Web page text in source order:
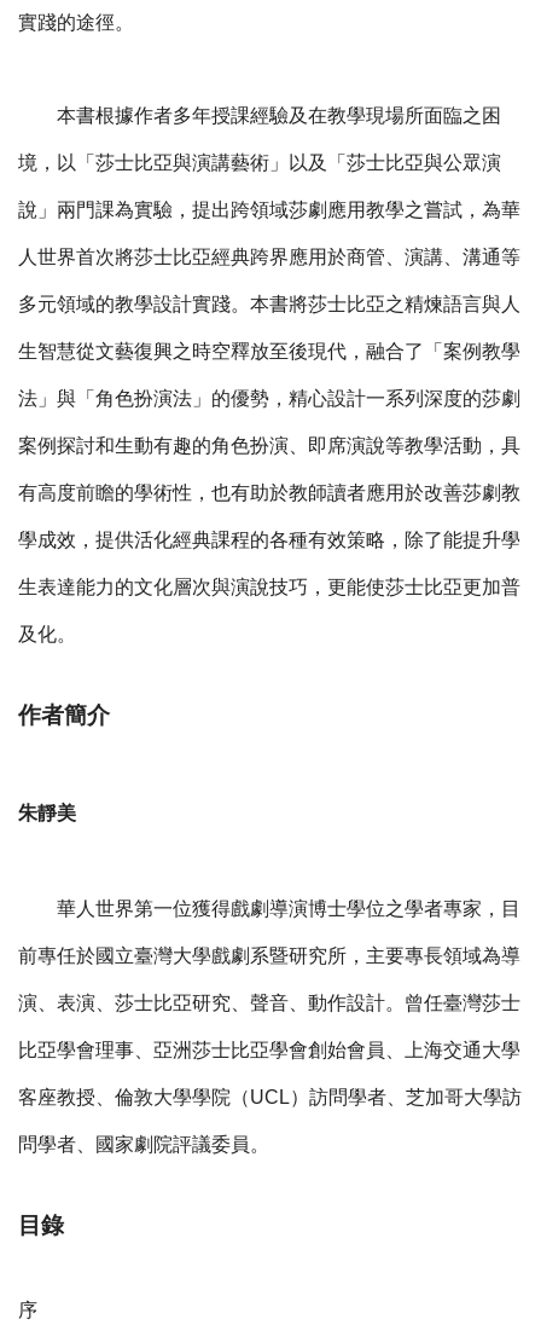
實踐的途徑。
本書根據作者多年授課經驗及在教學現場所面臨之困
境，以「莎士比亞與演講藝術」以及「莎士比亞與公眾演
說」兩門課為實驗，提出跨領域莎劇應用教學之嘗試，為華
人世界首次將莎士比亞經典跨界應用於商管、演講、溝通等
多元領域的教學設計實踐。本書將莎士比亞之精煉語言與人
生智慧從文藝復興之時空釋放至後現代，融合了「案例教學
法」與「角色扮演法」的優勢，精心設計一系列深度的莎劇
案例探討和生動有趣的角色扮演、即席演說等教學活動，具
有高度前瞻的學術性，也有助於教師讀者應用於改善莎劇教
學成效，提供活化經典課程的各種有效策略，除了能提升學
生表達能力的文化層次與演說技巧，更能使莎士比亞更加普
及化。
作者簡介
朱靜美
華人世界第一位獲得戲劇導演博士學位之學者專家，目
前專任於國立臺灣大學戲劇系暨研究所，主要專長領域為導
演、表演、莎士比亞研究、聲音、動作設計。曾任臺灣莎士
比亞學會理事、亞洲莎士比亞學會創始會員、上海交通大學
客座教授、倫敦大學學院（UCL）訪問學者、芝加哥大學訪
問學者、國家劇院評議委員。
目錄
序